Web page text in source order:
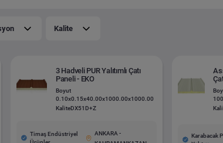
Kalite
3 Hadveli PUR Yalıtımlı Çatı
Paneli - EKO
Boyut
0.10x0.15x40.00x1000.00x1000.00
KaliteDX51D+Z
Timaş Endüstriyel
ANKARA -
Karabacak